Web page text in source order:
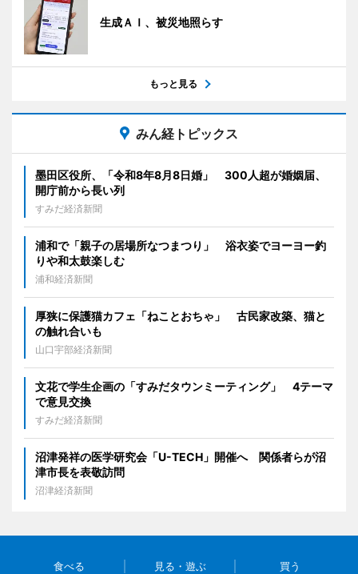
生成ＡＩ、被災地照らす
もっと見る
みん経トピックス
墨田区役所、「令和8年8月8日婚」 300人超が婚姻届、
開庁前から長い列
すみだ経済新聞
浦和で「親子の居場所なつまつり」 浴衣姿でヨーヨー釣
りや和太鼓楽しむ
浦和経済新聞
厚狭に保護猫カフェ「ねことおちゃ」 古民家改築、猫と
の触れ合いも
山口宇部経済新聞
文花で学生企画の「すみだタウンミーティング」 4テーマ
で意見交換
すみだ経済新聞
沼津発祥の医学研究会「U-TECH」開催へ 関係者らが沼
津市長を表敬訪問
沼津経済新聞
食べる 見る・遊ぶ 買う